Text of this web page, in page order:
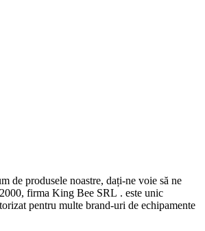
de produsele noastre, dați-ne voie să ne
firma King Bee SRL . este unic
pentru multe brand-uri de echipamente